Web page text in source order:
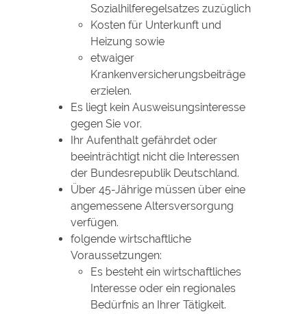
Sozialhilferegelsatzes zuzüglich
Kosten für Unterkunft und
Heizung sowie
etwaiger
Krankenversicherungsbeiträge
erzielen.
Es liegt kein Ausweisungsinteresse
gegen Sie vor.
Ihr Aufenthalt gefährdet oder
beeinträchtigt nicht die Interessen
der Bundesrepublik Deutschland.
Über 45-Jährige müssen über eine
angemessene Altersversorgung
verfügen.
folgende wirtschaftliche
Voraussetzungen:
Es besteht ein wirtschaftliches
Interesse oder ein regionales
Bedürfnis an Ihrer Tätigkeit.